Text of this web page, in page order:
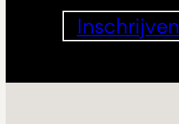
Inschrijven